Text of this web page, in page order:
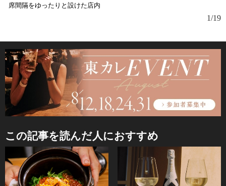
席間隔をゆったりと設けた店内
心
1/19
この記事を読んだ人におすすめ